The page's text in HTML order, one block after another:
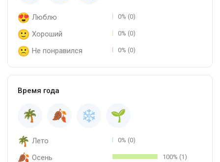
Люблю 0% (0)
Хороший 0% (0)
Не понравился 0% (0)
Время года
Лето 0% (0)
Осень 100% (1)